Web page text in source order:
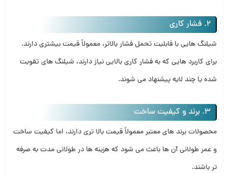
2. فشار کاری
شیلنگ‌ هایی با قابلیت تحمل فشار بالاتر، معمولاً قیمت بیشتری دارند.
برای کاربرد هایی که به فشار کاری بالایی نیاز دارند، شیلنگ‌ های تقویت‌
شده یا چند لایه پیشنهاد می‌ شوند.
3. برند و کیفیت ساخت
محصولات برند های معتبر معمولاً قیمت بالا تری دارند، اما کیفیت ساخت
و عمر طولانی آن‌ ها باعث می‌ شود که هزینه‌ ها در طولانی‌ مدت به‌ صرفه‌
تر باشند.